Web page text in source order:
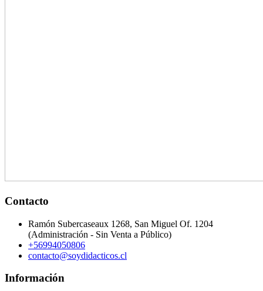
Contacto
Ramón Subercaseaux 1268, San Miguel Of. 1204
(Administración - Sin Venta a Público)
+56994050806
contacto@soydidacticos.cl
Información